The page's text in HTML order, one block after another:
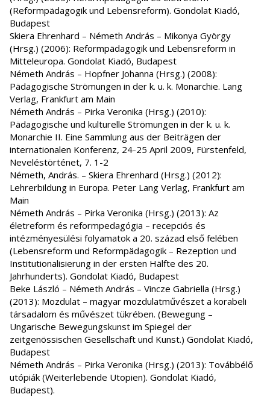
(Reformpädagogik und Lebensreform). Gondolat Kiadó,
Budapest
Skiera Ehrenhard – Németh András – Mikonya György
(Hrsg.) (2006): Reformpädagogik und Lebensreform in
Mitteleuropa. Gondolat Kiadó, Budapest
Németh András – Hopfner Johanna (Hrsg.) (2008):
Pädagogische Strömungen in der k. u. k. Monarchie. Lang
Verlag, Frankfurt am Main
Németh András – Pirka Veronika (Hrsg.) (2010):
Pädagogische und kulturelle Strömungen in der k. u. k.
Monarchie II. Eine Sammlung aus der Beiträgen der
internationalen Konferenz, 24-25 April 2009, Fürstenfeld,
Neveléstörténet, 7. 1-2
Németh, András. – Skiera Ehrenhard (Hrsg.) (2012):
Lehrerbildung in Europa. Peter Lang Verlag, Frankfurt am
Main
Németh András – Pirka Veronika (Hrsg.) (2013): Az
életreform és reformpedagógia – recepciós és
intézményesülési folyamatok a 20. század első felében
(Lebensreform und Reformpädagogik – Rezeption und
Institutionalisierung in der ersten Hälfte des 20.
Jahrhunderts). Gondolat Kiadó, Budapest
Beke László – Németh András – Vincze Gabriella (Hrsg.)
(2013): Mozdulat – magyar mozdulatművészet a korabeli
társadalom és művészet tükrében. (Bewegung –
Ungarische Bewegungskunst im Spiegel der
zeitgenössischen Gesellschaft und Kunst.) Gondolat Kiadó,
Budapest
Németh András – Pirka Veronika (Hrsg.) (2013): Továbbélő
utópiák (Weiterlebende Utopien). Gondolat Kiadó,
Budapest).